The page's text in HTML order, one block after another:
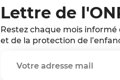
Lettre de
Restez chaque mois informé
et de la protection de